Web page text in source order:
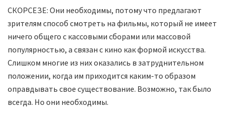
СКОРСЕЗЕ: Они необходимы, потому что предлагают
зрителям способ смотреть на фильмы, который не имеет
ничего общего с кассовыми сборами или массовой
популярностью, а связан с кино как формой искусства.
Слишком многие из них оказались в затруднительном
положении, когда им приходится каким-то образом
оправдывать свое существование. Возможно, так было
всегда. Но они необходимы.